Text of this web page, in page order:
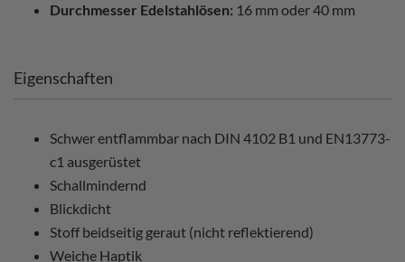
Durchmesser Edelstahlösen: 16 mm oder 40 mm
Eigenschaften
Schwer entflammbar nach DIN 4102 B1 und EN13773-
c1 ausgerüstet
Schallmindernd
Blickdicht
Stoff beidseitig geraut (nicht reflektierend)
Weiche Haptik